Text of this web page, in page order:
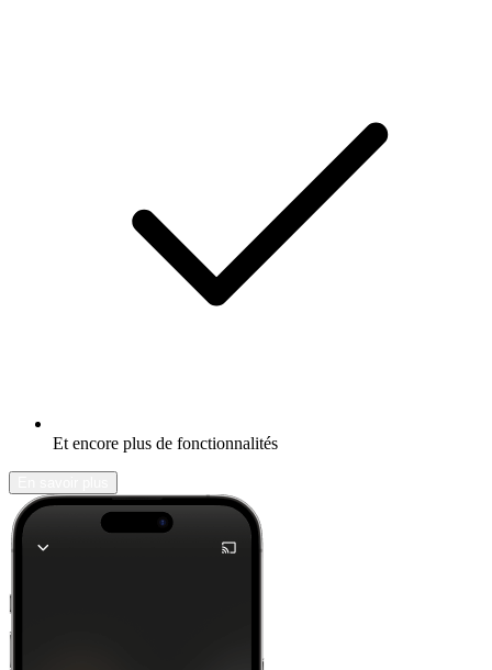
Et encore plus de fonctionnalités